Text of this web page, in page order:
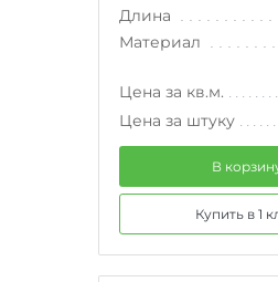
Длина
Материал
Цена за кв.м.
Цена за штуку
В
Купить в 1